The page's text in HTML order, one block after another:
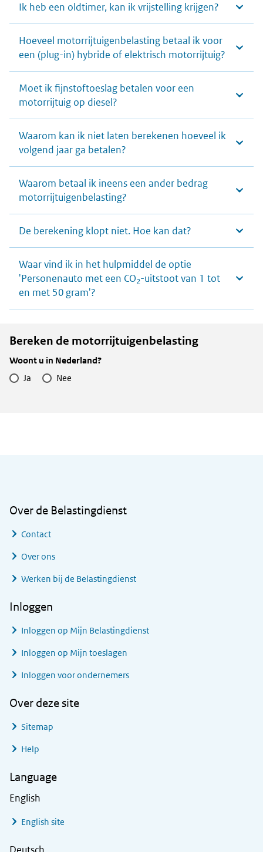
Ik heb een oldtimer, kan ik vrijstelling krijgen?
Hoeveel motorrijtuigenbelasting betaal ik voor
een (plug-in) hybride of elektrisch motorrijtuig?
Moet ik fijnstoftoeslag betalen voor een
motorrijtuig op diesel?
Waarom kan ik niet laten berekenen hoeveel ik
volgend jaar ga betalen?
Waarom betaal ik ineens een ander bedrag
motorrijtuigenbelasting?
De berekening klopt niet. Hoe kan dat?
Waar vind ik in het hulpmiddel de optie
'Personenauto met een CO2-uitstoot van 1 tot
en met 50 gram'?
Bereken de motorrijtuigenbelasting
Woont u in Nederland?
Ja
Nee
Over de Belastingdienst
Contact
Over ons
Werken bij de Belastingdienst
Inloggen
Inloggen op Mijn Belastingdienst
Inloggen op Mijn toeslagen
Inloggen voor ondernemers
Over deze site
Sitemap
Help
Language
English
English site